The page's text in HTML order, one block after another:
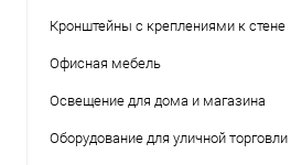
Кронштейны с креплениями к стене
Офисная мебель
Освещение для дома и магазина
Оборудование для уличной торговли